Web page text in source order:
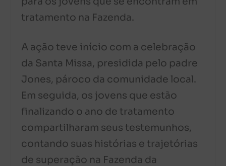
tratamento na Fazenda.
A ação teve início com a celebração
da Santa Missa, presidida pelo padre
Jones, pároco da comunidade local.
Em seguida, os jovens que estão
finalizando o ano de tratamento
compartilharam seus testemunhos,
contando suas histórias e trajetórias
de superação na Fazenda da